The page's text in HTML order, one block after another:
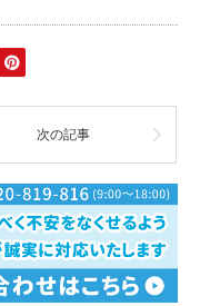
次の記事